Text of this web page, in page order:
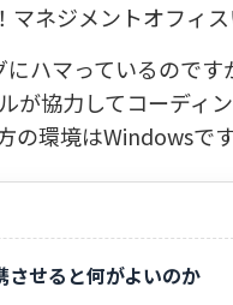
ネジメントオフィス
にハマっているので
が協力してコーディ
の環境はWindowsで
せると何がよいのか